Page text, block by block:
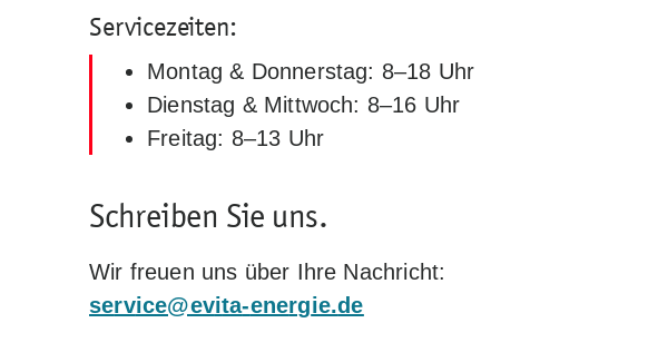
Servicezeiten:
Montag & Donnerstag: 8–18 Uhr
Dienstag & Mittwoch: 8–16 Uhr
Freitag: 8–13 Uhr
Schreiben Sie uns.
Wir freuen uns über Ihre Nachricht:
s rv c v t - n rg d